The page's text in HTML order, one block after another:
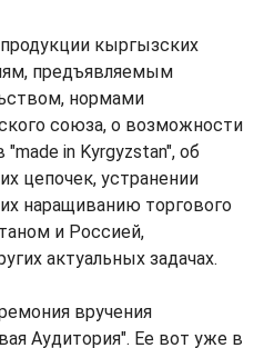
кыргызских
предъявляемым
нормами
союза, о возможности
in Kyrgyzstan", об
цепочек, устранении
наращиванию торгового
и Россией,
актуальных задачах.
вручения
Аудитория". Ее вот уже в